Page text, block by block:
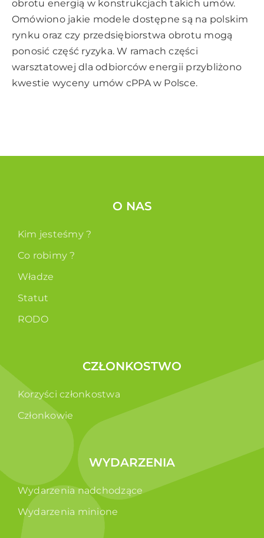
obrotu energią w konstrukcjach takich umów.
Omówiono jakie modele dostępne są na polskim
rynku oraz czy przedsiębiorstwa obrotu mogą
ponosić część ryzyka. W ramach części
warsztatowej dla odbiorców energii przybliżono
kwestie wyceny umów cPPA w Polsce.
O NAS
Kim jesteśmy ?
Co robimy ?
Władze
Statut
RODO
CZŁONKOSTWO
Korzyści członkostwa
Członkowie
WYDARZENIA
Wydarzenia nadchodzące
Wydarzenia minione